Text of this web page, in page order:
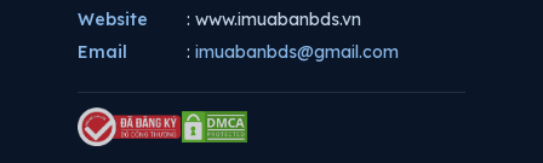
Website
: www.imuabanbds.vn
Email
: imuabanbds@gmail.com